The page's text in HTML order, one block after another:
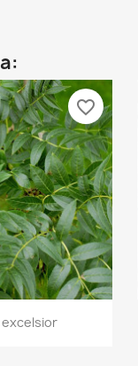
rápida
excelsior
favorite_border